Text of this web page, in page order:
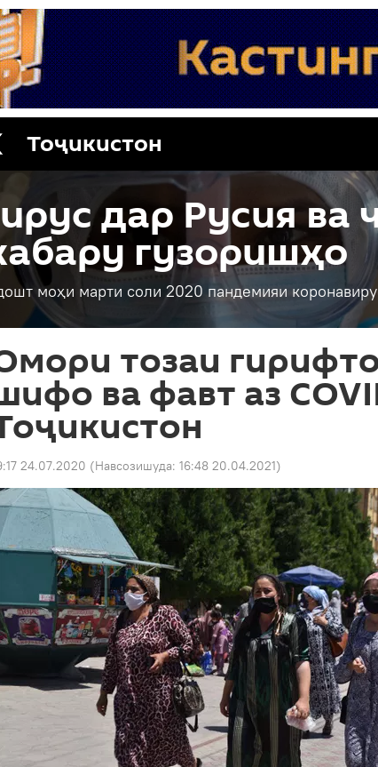
Тоҷикистон
дар Русия ва
гузоришҳо
моҳи марти соли 2020 пандемияи
тозаи
ва фавт аз
24.07.2020 (Навсозишуда: 16:48 20.04.2021)